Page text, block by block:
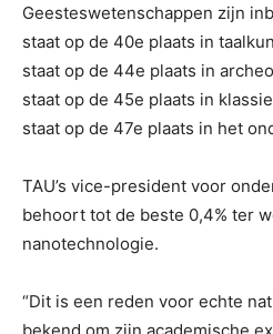
Geesteswetenschappen zijn
staat op de 40e plaats in
staat op de 44e plaats in
staat op de 45e plaats in
staat op de 47e plaats in het
TAU’s vice-president voor
behoort tot de beste 0,4% ter
nanotechnologie.
“Dit is een reden voor echte
bekend om zijn academische